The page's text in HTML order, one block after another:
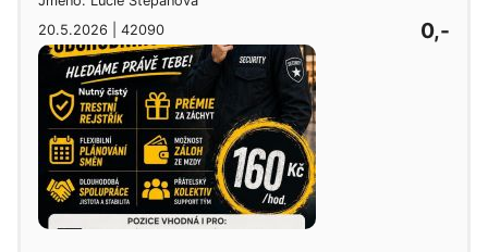
20.5.2026 | 42090
0,-